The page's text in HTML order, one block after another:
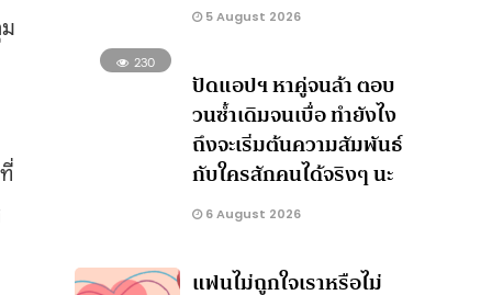
5 August 2026
230
ปัดแอปฯ หาคู่จนล้า ตอบ
วนซ้ำเดิมจนเบื่อ ทำยังไง
ถึงจะเริ่มต้นความสัมพันธ์
กับใครสักคนได้จริงๆ นะ
6 August 2026
แฟนไม่ถูกใจเราหรือไม่